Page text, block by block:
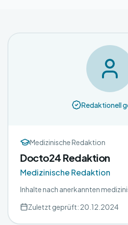
Redaktionell
Medizinische Redaktion
Docto24 Redaktion
Medizinische Redaktion
Inhalte nach anerkannten
Zuletzt geprüft: 20.12.2024